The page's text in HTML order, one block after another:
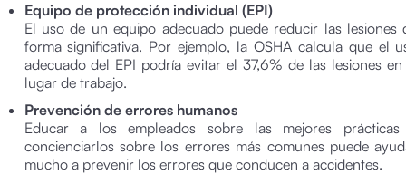
Equipo de protección individual (EPI)
El uso de un equipo adecuado puede reducir las lesiones
forma significativa. Por ejemplo, la OSHA calcula que el
adecuado del EPI podría evitar el 37,6% de las lesiones
lugar de trabajo.
Prevención de errores humanos
Educar a los empleados sobre las mejores
concienciarlos sobre los errores más comunes puede
mucho a prevenir los errores que conducen a accidentes.